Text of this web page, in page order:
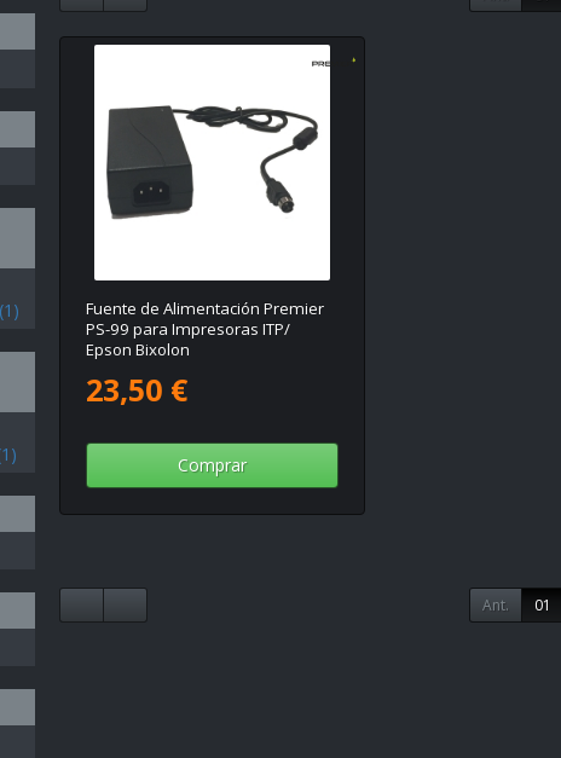
Fuente de Alimentación Premier
PS-99 para Impresoras ITP/
Epson Bixolon
23,50 €
Comprar
Ant. 01